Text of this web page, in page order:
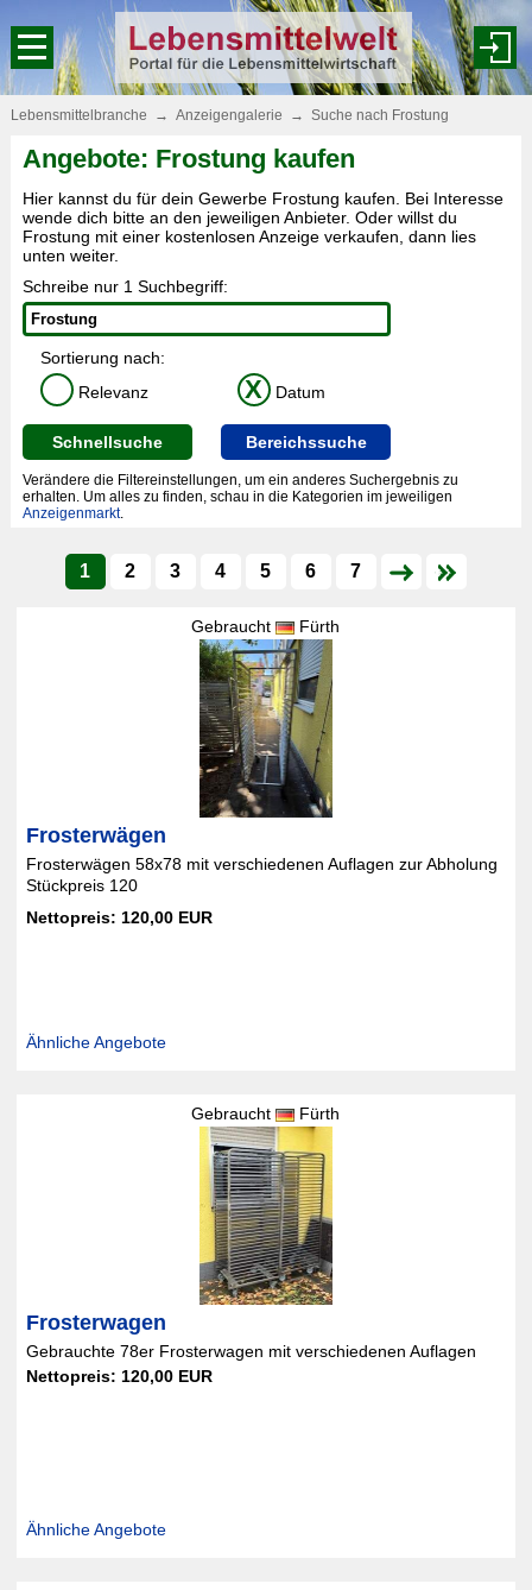
Lebensmittelbranche → Anzeigengalerie → Suche nach Frostung
Angebote: Frostung kaufen
Hier kannst du für dein Gewerbe Frostung kaufen. Bei Interesse
wende dich bitte an den jeweiligen Anbieter. Oder willst du
Frostung mit einer kostenlosen Anzeige verkaufen, dann lies
unten weiter.
Schreibe nur 1 Suchbegriff:
Sortierung nach:
Relevanz
X Datum
Schnellsuche Bereichssuche
Verändere die Filtereinstellungen, um ein anderes Suchergebnis zu
erhalten. Um alles zu finden, schau in die Kategorien im jeweiligen
Anzeigenmarkt.
1 2 3 4 5 6 7
Gebraucht Fürth
Frosterwägen
Frosterwägen 58x78 mit verschiedenen Auflagen zur Abholung
Stückpreis 120
Nettopreis: 120,00 EUR
Ähnliche Angebote
Gebraucht Fürth
Frosterwagen
Gebrauchte 78er Frosterwagen mit verschiedenen Auflagen
Nettopreis: 120,00 EUR
Ähnliche Angebote